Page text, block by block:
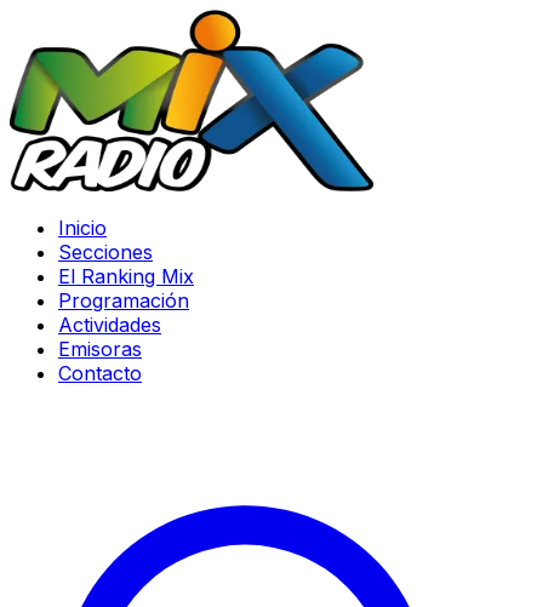
Inicio
Secciones
El Ranking Mix
Programación
Actividades
Emisoras
Contacto